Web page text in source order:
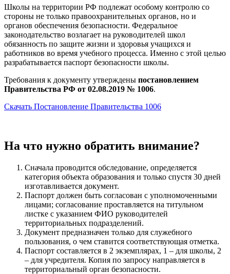
Школы на территории РФ подлежат особому контролю со
стороны не только правоохранительных органов, но и
органов обеспечения безопасности. Федеральное
законодательство возлагает на руководителей школ
обязанность по защите жизни и здоровья учащихся и
работников во время учебного процесса. Именно с этой целью
разрабатывается паспорт безопасности школы.
Требования к документу утверждены постановлением
Правительства РФ от 02.08.2019 № 1006.
Скачать Постановление Правительства 1006
На что нужно обратить внимание?
Сначала проводится обследование, определяется
категория объекта образования и только спустя 30 дней
изготавливается документ.
Паспорт должен быть согласован с уполномоченными
лицами; согласование проставляется на титульном
листке с указанием ФИО руководителей
территориальных подразделений.
Документ предназначен только для служебного
пользования, о чем ставится соответствующая отметка.
Паспорт составляется в 2 экземплярах, 1 – для школы, 2
– для учредителя. Копия по запросу направляется в
территориальный орган безопасности.